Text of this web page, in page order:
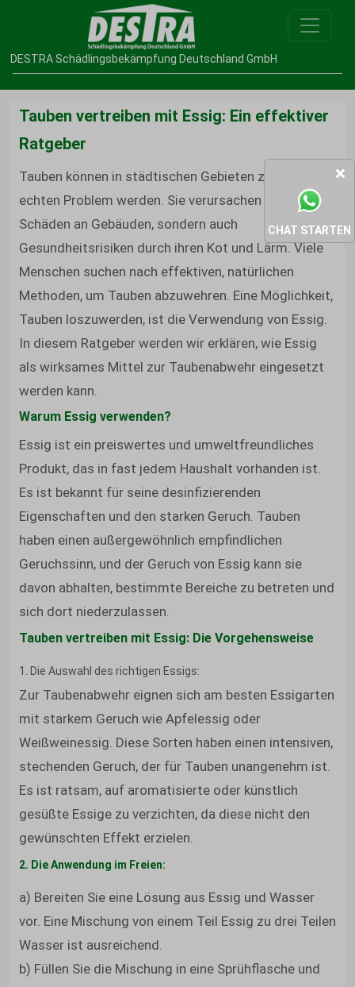
CHAT STARTEN
DESTRA Schädlingsbekämpfung Deutschland GmbH
Tauben vertreiben mit Essig: Ein effektiver
Ratgeber
Tauben können in städtischen Gebieten zu einem
echten Problem werden. Sie verursachen nicht nur
Schäden an Gebäuden, sondern auch
Gesundheitsrisiken durch ihren Kot und Lärm. Viele
Menschen suchen nach effektiven, natürlichen
Methoden, um Tauben abzuwehren. Eine Möglichkeit,
Tauben loszuwerden, ist die Verwendung von Essig.
In diesem Ratgeber werden wir erklären, wie Essig
als wirksames Mittel zur Taubenabwehr eingesetzt
werden kann.
Warum Essig verwenden?
Essig ist ein preiswertes und umweltfreundliches
Produkt, das in fast jedem Haushalt vorhanden ist.
Es ist bekannt für seine desinfizierenden
Eigenschaften und den starken Geruch. Tauben
haben einen außergewöhnlich empfindlichen
Geruchssinn, und der Geruch von Essig kann sie
davon abhalten, bestimmte Bereiche zu betreten und
sich dort niederzulassen.
Tauben vertreiben mit Essig: Die Vorgehensweise
1. Die Auswahl des richtigen Essigs:
Zur Taubenabwehr eignen sich am besten Essigarten
mit starkem Geruch wie Apfelessig oder
Weißweinessig. Diese Sorten haben einen intensiven,
stechenden Geruch, der für Tauben unangenehm ist.
Es ist ratsam, auf aromatisierte oder künstlich
gesüßte Essige zu verzichten, da diese nicht den
gewünschten Effekt erzielen.
2. Die Anwendung im Freien:
a) Bereiten Sie eine Lösung aus Essig und Wasser
vor. Eine Mischung von einem Teil Essig zu drei Teilen
Wasser ist ausreichend.
b) Füllen Sie die Mischung in eine Sprühflasche und